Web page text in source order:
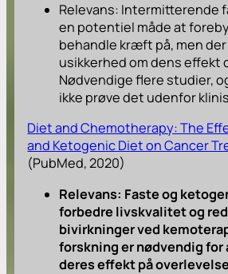
Relevans: Intermitterende
en potentiel måde at
behandle kræft på, men
usikkerhed om dens effekt
Nødvendige flere studier,
ikke prøve det udenfor
Diet and Chemotherapy: The
and Ketogenic Diet on Cancer
(PubMed, 2020)
Relevans: Faste og
forbedre livskvalitet og
bivirkninger ved
forskning er nødvendig
deres effekt på